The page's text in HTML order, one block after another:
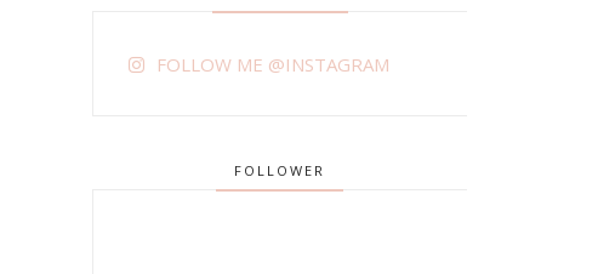
FOLLOW ME @INSTAGRAM
FOLLOWER